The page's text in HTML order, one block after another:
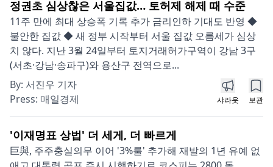
정권초 심상찮은 서울집값… 토허제 해제 때 수준
11주 만에 최대 상승폭 기록 추가 금리인하 기대도 반영 ◆
불안한 집값 ◆ 새 정부 시작부터 서울 집값 오름세가 심상
치 않다. 지난 3월 24일부터 토지거래허가구역이 강남 3구
(서초·강남·송파구)와 용산구 전역으로...
By: 서진우 기자
Press: 매일경제 샤라웃 보관
'이재명표 상법' 더 세게, 더 빠르게
巨與, 주주충실의무 이어 '3%룰' 추가해 재발의 1년 유예 없